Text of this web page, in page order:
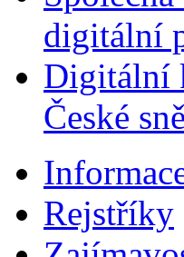
digitální
Digitální
České
Rejstříky